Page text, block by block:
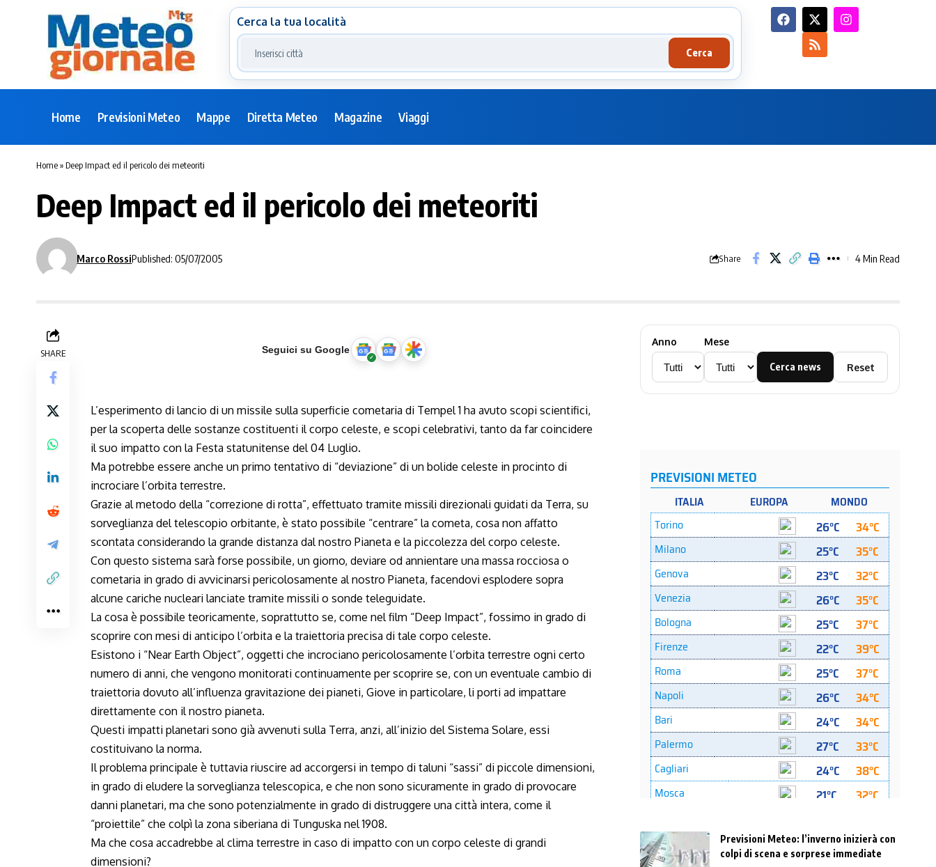
Cerca la tua località
Cerca
Home Previsioni Meteo Mappe Diretta Meteo Magazine Viaggi
Home»Deep Impact ed il pericolo dei meteoriti
Deep Impact ed il pericolo dei meteoriti
Marco RossiPublished: 05/07/2005 Share 4 Min Read
SHARE Seguici su Google
L’esperimento di lancio di un missile sulla superficie cometaria di Tempel 1 ha avuto scopi scientifici,
per la scoperta delle sostanze costituenti il corpo celeste, e scopi celebrativi, tanto da far coincidere
il suo impatto con la Festa statunitense del 04 Luglio.
Ma potrebbe essere anche un primo tentativo di “deviazione” di un bolide celeste in procinto di
incrociare l’orbita terrestre.
Grazie al metodo della “correzione di rotta”, effettuato tramite missili direzionali guidati da Terra, su
sorveglianza del telescopio orbitante, è stato possibile “centrare” la cometa, cosa non affatto
scontata considerando la grande distanza dal nostro Pianeta e la piccolezza del corpo celeste.
Con questo sistema sarà forse possibile, un giorno, deviare od annientare una massa rocciosa o
cometaria in grado di avvicinarsi pericolosamente al nostro Pianeta, facendovi esplodere sopra
alcune cariche nucleari lanciate tramite missili o sonde teleguidate.
La cosa è possibile teoricamente, soprattutto se, come nel film “Deep Impact”, fossimo in grado di
scoprire con mesi di anticipo l’orbita e la traiettoria precisa di tale corpo celeste.
Esistono i “Near Earth Object”, oggetti che incrociano pericolosamente l’orbita terrestre ogni certo
numero di anni, che vengono monitorati continuamente per scoprire se, con un eventuale cambio di
traiettoria dovuto all’influenza gravitazione dei pianeti, Giove in particolare, li porti ad impattare
direttamente con il nostro pianeta.
Questi impatti planetari sono già avvenuti sulla Terra, anzi, all’inizio del Sistema Solare, essi
costituivano la norma.
Il problema principale è tuttavia riuscire ad accorgersi in tempo di taluni “sassi” di piccole dimensioni,
in grado di eludere la sorveglianza telescopica, e che non sono sicuramente in grado di provocare
danni planetari, ma che sono potenzialmente in grado di distruggere una città intera, come il
“proiettile” che colpì la zona siberiana di Tunguska nel 1908.
Ma che cosa accadrebbe al clima terrestre in caso di impatto con un corpo celeste di grandi
dimensioni?
Anno Mese
Cerca news Reset
Previsioni Meteo: l’inverno inizierà con
colpi di scena e sorprese immediate